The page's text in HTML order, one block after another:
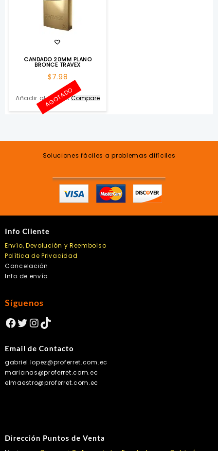
CANDADO 20MM PLANO
BRONCE TRAVEX
$7.98
Añadir al carrito
AGOTADOCompare
Soluciones fáciles a problemas difíciles
Info Cliente
Envío, Devolución y Reembolso
Política de Privacidad
Cancelación
Info de envío
Síguenos
Facebook
Twitter
Instagram
TikTok
Email de Contacto
gabriel.lopez@proferret.com.ec
marianas@proferret.com.ec
elmaestro@proferret.com.ec
Dirección Puntos de Venta